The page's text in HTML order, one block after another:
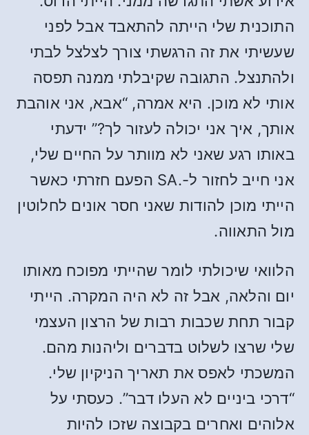
התוכנית שלי הייתה להתאבד אבל לפני
שעשיתי את זה הרגשתי צורך לצלצל לבתי
ולהתנצל. התגובה שקיבלתי ממנה תפסה
אותי לא מוכן. היא אמרה, “אבא, אני אוהבת
אותך, איך אני יכולה לעזור לך?” ידעתי
באותו רגע שאני לא מוותר על החיים שלי,
אני חייב לחזור ל-.SA הפעם חזרתי כאשר
הייתי מוכן להודות שאני חסר אונים לחלוטין
מול התאווה.
הלוואי שיכולתי לומר שהייתי מפוכח מאותו
יום והלאה, אבל זה לא היה המקרה. הייתי
קבור תחת שכבות רבות של הרצון העצמי
שלי שרצו לשלוט בדברים וליהנות מהם.
המשכתי לאפס את תאריך הניקיון שלי.
“דרכי ביניים לא העלו דבר”. כעסתי על
אלוהים ואחרים בקבוצה שזכו להיות